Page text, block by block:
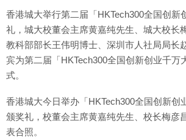
香港城大举行第二届「HKTech300全国创新
礼，城大校董会主席黄嘉纯先生、城大校长
教科部部长王伟明博士、深圳市人社局局长
宾为第二届「HKTech300全国创新创业千万
式。
香港城大今日举办「HKTech300全国创新创
颁奖礼，校董会主席黄嘉纯先生、校长梅彦
表合照。